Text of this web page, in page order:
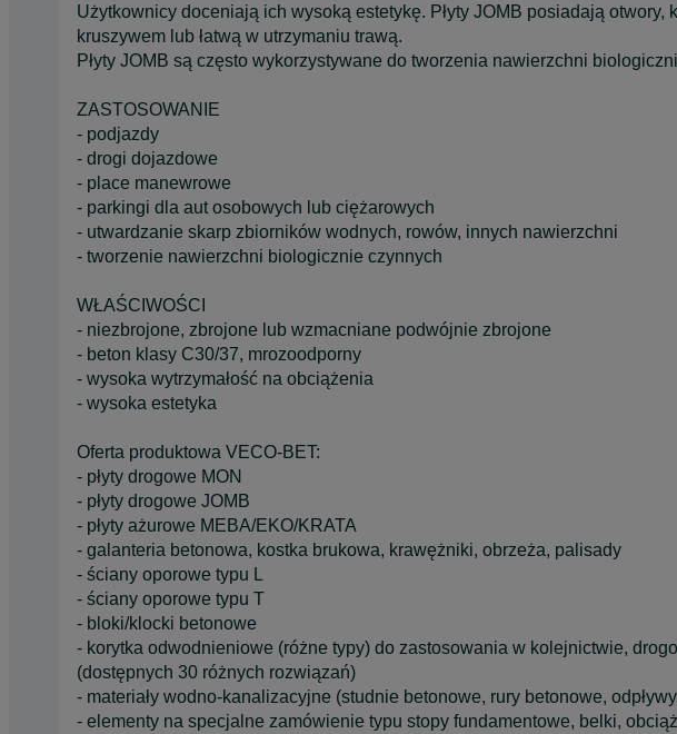
Użytkownicy doceniają ich wysoką estetykę. Płyty JOMB posiadają otwory,
kruszywem lub łatwą w utrzymaniu trawą.
Płyty JOMB są często wykorzystywane do tworzenia nawierzchni
ZASTOSOWANIE
- podjazdy
- drogi dojazdowe
- place manewrowe
- parkingi dla aut osobowych lub ciężarowych
- utwardzanie skarp zbiorników wodnych, rowów, innych nawierzchni
- tworzenie nawierzchni biologicznie czynnych
WŁAŚCIWOŚCI
- niezbrojone, zbrojone lub wzmacniane podwójnie zbrojone
- beton klasy C30/37, mrozoodporny
- wysoka wytrzymałość na obciążenia
- wysoka estetyka
Oferta produktowa VECO-BET:
- płyty drogowe MON
- płyty drogowe JOMB
- płyty ażurowe MEBA/EKO/KRATA
- galanteria betonowa, kostka brukowa, krawężniki, obrzeża, palisady
- ściany oporowe typu L
- ściany oporowe typu T
- bloki/klocki betonowe
- korytka odwodnieniowe (różne typy) do zastosowania w kolejnictwie,
(dostępnych 30 różnych rozwiązań)
- materiały wodno-kanalizacyjne (studnie betonowe, rury betonowe,
- elementy na specjalne zamówienie typu stopy fundamentowe, belki,